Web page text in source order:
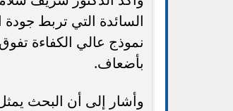
السائدة التي تربط
نموذج عالي الكفاءة
بأضعاف.
وأشار إلى أن البحث يمثل